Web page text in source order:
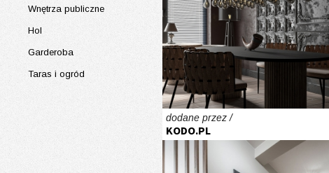
Wnętrza publiczne
Hol
Garderoba
Taras i ogród
dodane przez /
KODO.PL